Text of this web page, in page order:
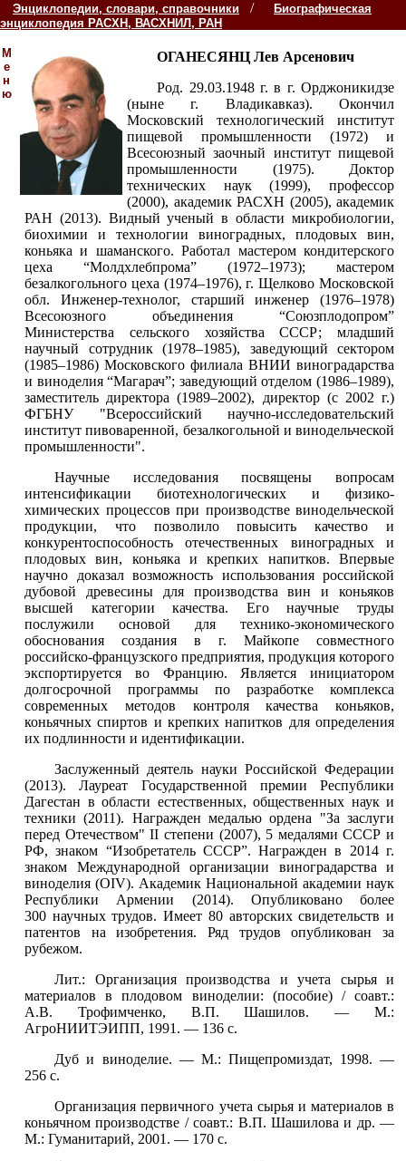
Энциклопедии, словари, справочники /
Биографическая
энциклопедия РАСХН, ВАСХНИЛ, РАН
М
е
н
ю
ОГАНЕСЯНЦ Лев Арсенович
Род. 29.03.1948 г. в г. Орджоникидзе
(ныне г. Владикавказ). Окончил
Московский технологический институт
пищевой промышленности (1972) и
Всесоюзный заочный институт пищевой
промышленности (1975). Доктор
технических наук (1999), профессор
(2000), академик РАСХН (2005), академик
РАН (2013). Видный ученый в области микробиологии,
биохимии и технологии виноградных, плодовых вин,
коньяка и шаманского. Работал мастером кондитерского
цеха “Молдхлебпрома” (1972–1973); мастером
безалкогольного цеха (1974–1976), г. Щелково Московской
обл. Инженер-технолог, старший инженер (1976–1978)
Всесоюзного объединения “Союзплодопром”
Министерства сельского хозяйства СССР; младший
научный сотрудник (1978–1985), заведующий сектором
(1985–1986) Московского филиала ВНИИ виноградарства
и виноделия “Магарач”; заведующий отделом (1986–1989),
заместитель директора (1989–2002), директор (с 2002 г.)
ФГБНУ "Всероссийский научно-исследовательский
институт пивоваренной, безалкогольной и винодельческой
промышленности".
Научные исследования посвящены вопросам
интенсификации биотехнологических и физико-
химических процессов при производстве винодельческой
продукции, что позволило повысить качество и
конкурентоспособность отечественных виноградных и
плодовых вин, коньяка и крепких напитков. Впервые
научно доказал возможность использования российской
дубовой древесины для производства вин и коньяков
высшей категории качества. Его научные труды
послужили основой для технико-экономического
обоснования создания в г. Майкопе совместного
российско-французского предприятия, продукция которого
экспортируется во Францию. Является инициатором
долгосрочной программы по разработке комплекса
современных методов контроля качества коньяков,
коньячных спиртов и крепких напитков для определения
их подлинности и идентификации.
Заслуженный деятель науки Российской Федерации
(2013). Лауреат Государственной премии Республики
Дагестан в области естественных, общественных наук и
техники (2011). Награжден медалью ордена "За заслуги
перед Отечеством" II степени (2007), 5 медалями СССР и
РФ, знаком “Изобретатель СССР”. Награжден в 2014 г.
знаком Международной организации виноградарства и
виноделия (OIV). Академик Национальной академии наук
Республики Армении (2014). Опубликовано более
300 научных трудов. Имеет 80 авторских свидетельств и
патентов на изобретения. Ряд трудов опубликован за
рубежом.
Лит.: Организация производства и учета сырья и
материалов в плодовом виноделии: (пособие) / соавт.:
А.В. Трофимченко, В.П. Шашилов. — М.:
АгроНИИТЭИПП, 1991. — 136 с.
Дуб и виноделие. — М.: Пищепромиздат, 1998. —
256 с.
Организация первичного учета сырья и материалов в
коньячном производстве / соавт.: В.П. Шашилова и др. —
М.: Гуманитарий, 2001. — 170 с.